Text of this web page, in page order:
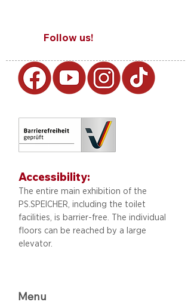
Follow us!
Accessibility:
The entire main exhibition of the
PS.SPEICHER, including the toilet
facilities, is barrier-free. The individual
floors can be reached by a large
elevator.
Menu